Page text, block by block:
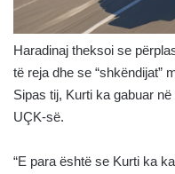
Haradinaj theksoi se
të reja dhe se “shkëndijat”
Sipas tij, Kurti ka gabuar
UÇK-së.
“E para është se Kurti ka